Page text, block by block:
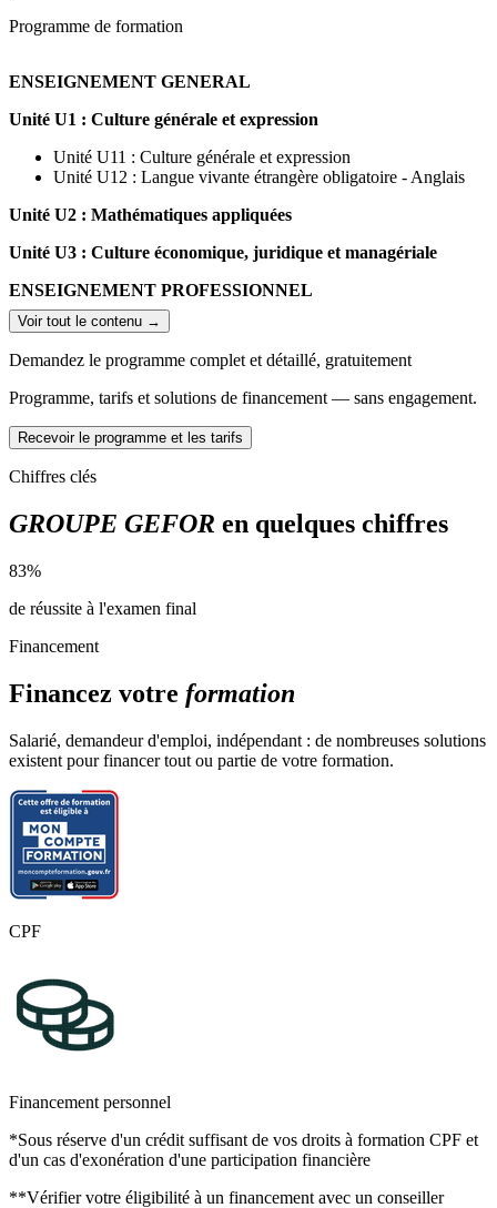
Programme de formation
ENSEIGNEMENT GENERAL
Unité U1 : Culture générale et expression
Unité U11 : Culture générale et expression
Unité U12 : Langue vivante étrangère obligatoire - Anglais
Unité U2 : Mathématiques appliquées
Unité U3 : Culture économique, juridique et managériale
ENSEIGNEMENT PROFESSIONNEL
Les enseignements professionnels se subdivisent en
Processus 1 : Contrôle et traitement comptable des opérations
Processus 2 : Contrôle et production de l’information
financière
Processus 3 : Gestion des obligations fiscales
Processus 4 : Gestion des relations sociales
Processus 5 : Analyse et prévision de l’activité
Processus 7 : Fiabilisation de l’information comptable et du
Voir tout le contenu →
Demandez le programme complet et détaillé, gratuitement
Programme, tarifs et solutions de financement — sans engagement.
Recevoir le programme et les tarifs
Chiffres clés
GROUPE GEFOR en quelques chiffres
83%
de réussite à l'examen final
Financement
Financez votre formation
Salarié, demandeur d'emploi, indépendant : de nombreuses solutions
existent pour financer tout ou partie de votre formation.
CPF
Financement personnel
*Sous réserve d'un crédit suffisant de vos droits à formation CPF et
d'un cas d'exonération d'une participation financière
**Vérifier votre éligibilité à un financement avec un conseiller